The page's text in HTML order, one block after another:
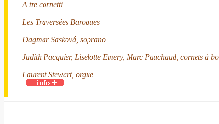
A tre cornetti
Les Traversées Baroques
Dagmar Sasková, soprano
Judith Pacquier, Liselotte Emery, Marc Pauchaud, cornets à
Laurent Stewart, orgue